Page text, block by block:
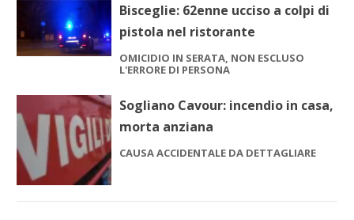
Bisceglie: 62enne ucciso a colpi di
pistola nel ristorante
OMICIDIO IN SERATA, NON ESCLUSO
L'ERRORE DI PERSONA
Sogliano Cavour: incendio in casa,
morta anziana
CAUSA ACCIDENTALE DA DETTAGLIARE